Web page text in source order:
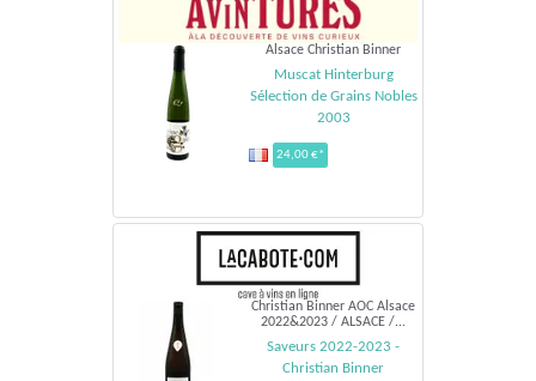
Alsace Christian Binner
Muscat Hinterburg
Sélection de Grains Nobles
2003
24,00 €*
Christian Binner AOC Alsace
2022&2023 / ALSACE /...
Saveurs 2022-2023 -
Christian Binner